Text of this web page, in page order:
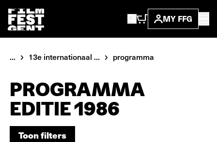
MY FFG
... 13e internationaal ... programma
PROGRAMMA
EDITIE 1986
Toon filters